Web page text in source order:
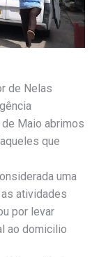
de Nelas
Maio abrimos
que
uma
atividades
por levar
ao domicilio